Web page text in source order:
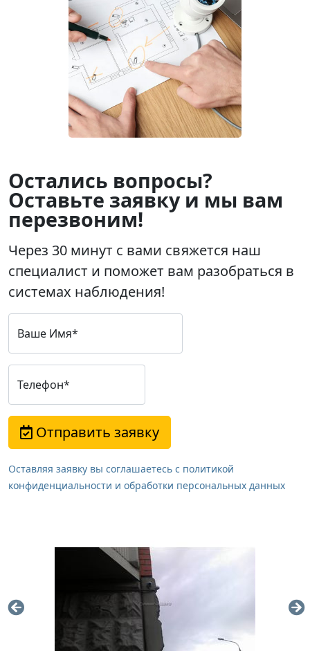
Остались вопросы?
Оставьте заявку и мы вам
перезвоним!
Через 30 минут с вами свяжется наш
специалист и поможет вам разобраться в
системах наблюдения!
Ваше Имя*
Телефон*
Отправить заявку
Оставляя заявку вы соглашаетесь с политикой
конфиденциальности и обработки персональных данных